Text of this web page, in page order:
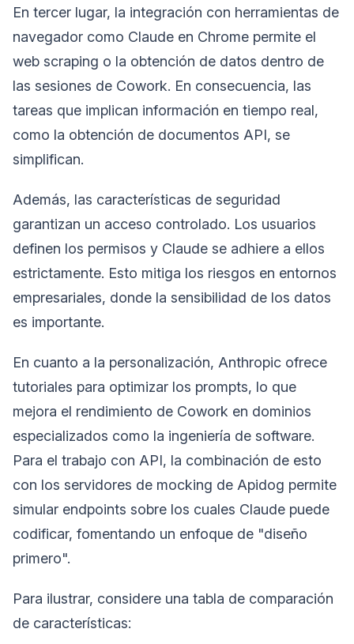
En tercer lugar, la integración con herramientas de
navegador como Claude en Chrome permite el
web scraping o la obtención de datos dentro de
las sesiones de Cowork. En consecuencia, las
tareas que implican información en tiempo real,
como la obtención de documentos API, se
simplifican.
Además, las características de seguridad
garantizan un acceso controlado. Los usuarios
definen los permisos y Claude se adhiere a ellos
estrictamente. Esto mitiga los riesgos en entornos
empresariales, donde la sensibilidad de los datos
es importante.
En cuanto a la personalización, Anthropic ofrece
tutoriales para optimizar los prompts, lo que
mejora el rendimiento de Cowork en dominios
especializados como la ingeniería de software.
Para el trabajo con API, la combinación de esto
con los servidores de mocking de Apidog permite
simular endpoints sobre los cuales Claude puede
codificar, fomentando un enfoque de "diseño
primero".
Para ilustrar, considere una tabla de comparación
de características: